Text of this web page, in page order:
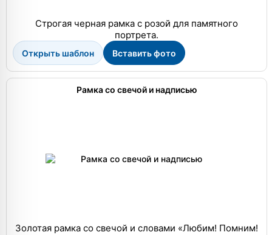
Строгая черная рамка с розой для памятного
портрета.
Открыть шаблон Вставить фото
Рамка со свечой и надписью
Золотая рамка со свечой и словами «Любим! Помним!